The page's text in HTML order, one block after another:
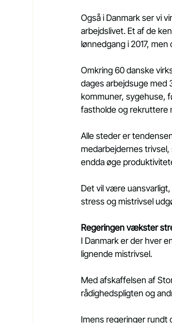
Også i Danmark ser vi
arbejdslivet. Et af de
lønnedgang i 2017,
Omkring 60 danske
dages arbejdsuge med
kommuner, sygehuse,
fastholde og rekruttere
Alle stederer
medarbejdernes
endda øge
Det vil være
stress og mistrivsel
Regeringen vækster
I Danmark er der hver
lignende mistrivsel.
Med afskaffelsen af
rådighedspligten og
Imens regeringer rundt